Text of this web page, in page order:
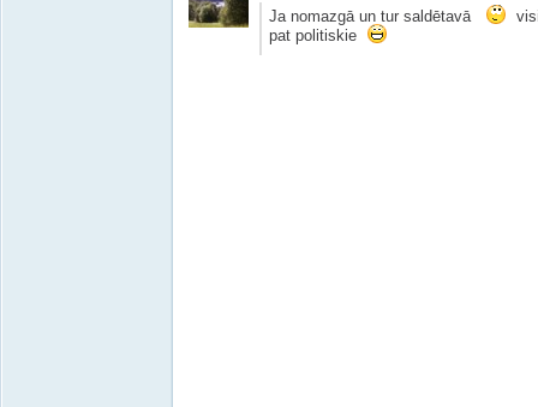
Ja nomazgā un tur saldētavā
pat politiskie